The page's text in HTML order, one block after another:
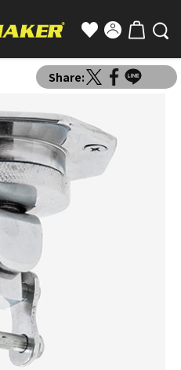
Share: